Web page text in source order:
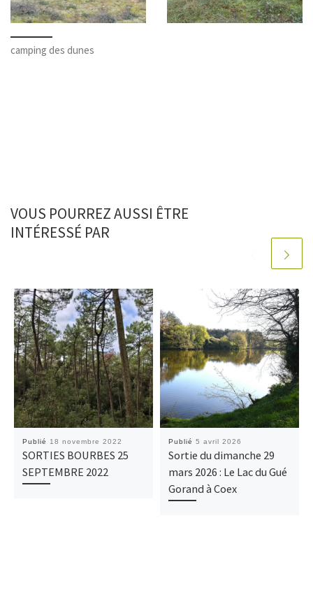
camping des dunes
VOUS POURREZ AUSSI ÊTRE
INTÉRESSÉ PAR
Publié 18 novembre 2022
SORTIES BOURBES 25
SEPTEMBRE 2022
Publié 5 avril 2026
Sortie du dimanche 29
mars 2026 : Le Lac du Gué
Gorand à Coex